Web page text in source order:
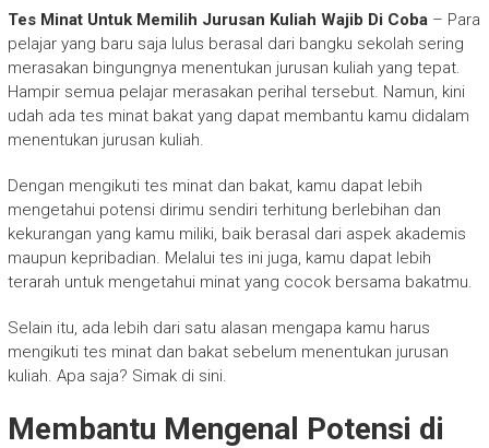
Tes Minat Untuk Memilih Jurusan Kuliah Wajib Di Coba– Para
pelajar yang baru saja lulus berasal dari bangku sekolah sering
merasakan bingungnya menentukan jurusan kuliah yang tepat.
Hampir semua pelajar merasakan perihal tersebut. Namun, kini
udah ada tes minat bakat yang dapat membantu kamu didalam
menentukan jurusan kuliah.
Dengan mengikuti tes minat dan bakat, kamu dapat lebih
mengetahui potensi dirimu sendiri terhitung berlebihan dan
kekurangan yang kamu miliki, baik berasal dari aspek akademis
maupun kepribadian. Melalui tes ini juga, kamu dapat lebih
terarah untuk mengetahui minat yang cocok bersama bakatmu.
Selain itu, ada lebih dari satu alasan mengapa kamu harus
mengikuti tes minat dan bakat sebelum menentukan jurusan
kuliah. Apa saja? Simak di sini.
Membantu Mengenal Potensi di